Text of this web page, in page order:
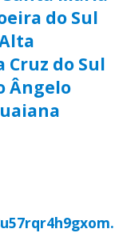
do Sul
Cruz do Sul
Ângelo